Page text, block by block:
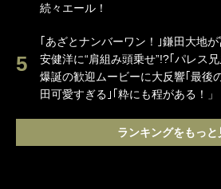
続々エール！
｢あざとナンバーワン！｣鎌田大地
安健洋に“肩組み頭乗せ”!?｢パレス兄
爆誕の歓迎ムービーに大反響｢最後
田可愛すぎる｣｢粋にも程がある！」
ランキングをもっと